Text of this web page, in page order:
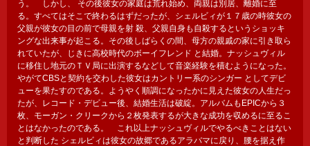
う。 しかし、 その後彼女の家庭は荒れ始め、両親は別居、離婚に至
る。すべてはそこで終わるはずだったが、シェルビィが１７歳の時彼女の
父親が彼女の目の前で母親を射 殺、父親自身も自殺するというショッキ
ングな出来事が起こる。その後しばらくの間、母方の親戚の家に引き取ら
れていたが、じきに高校時代のボーイフレンド と結婚。ナッシュヴィル
に移住し地元のＴＶ局に出演するなどして音楽経験を積むようになった。
やがてCBSと契約を交わした彼女はカントリー系のシンガー としてデビ
ューを果たすのである。ようやく順調になったかに見えた彼女の人生だっ
たが、レコード・デビュー後、結婚生活は破綻。アルバムもEPICから３
枚、モーガン・クリークから２枚発表するが大きな成功を収めるに至るこ
とはなかったのである。 これ以上ナッシュヴィルでやるべきことはない
と判断した シェルビィは彼女の故郷であるアラバマに戻り、腰を据え作